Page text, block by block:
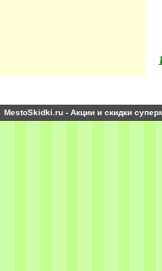
MestoSkidki.ru - Акции и скидки